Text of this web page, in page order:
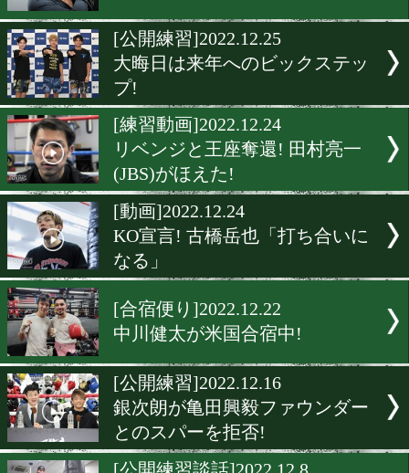
重岡銀次朗「5ラウンド以
倒す!」
[立ち話]2022.12.25
マイペースの大湾硫斗に注
[公開練習]2022.12.25
大晦日は来年へのビックス
プ!
[練習動画]2022.12.24
リベンジと王座奪還! 田村
[動画]2022.12.24
KO宣言! 古橋岳也「打ち合
なる」